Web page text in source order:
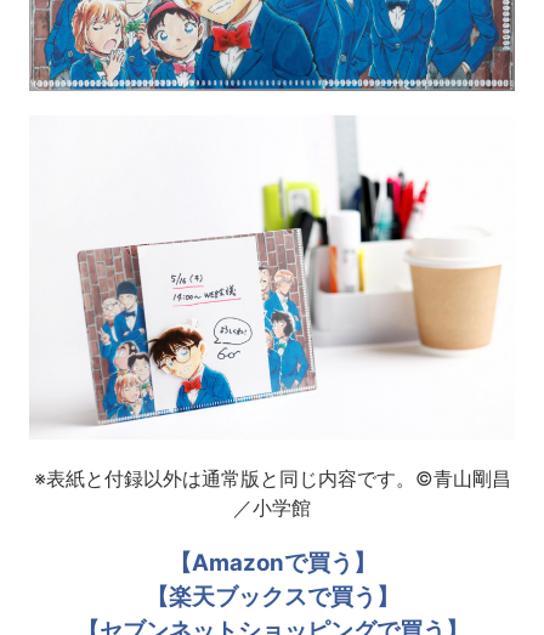
※表紙と付録以外は通常版と同じ内容です。 ©青山剛昌
／小学館
【Amazonで買う】
【楽天ブックスで買う】